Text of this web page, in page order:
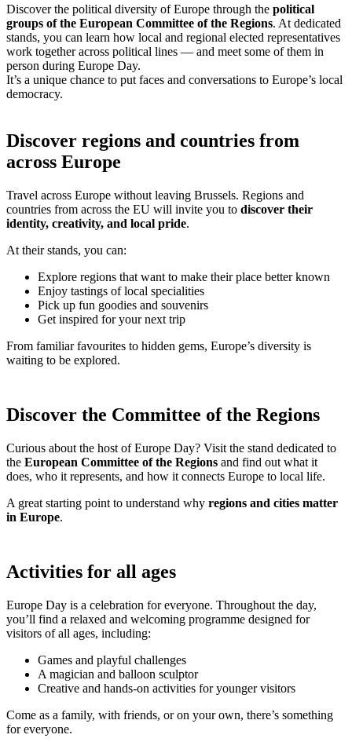
Discover the political diversity of Europe through the political
groups of the European Committee of the Regions. At dedicated
stands, you can learn how local and regional elected representatives
work together across political lines — and meet some of them in
person during Europe Day.
It’s a unique chance to put faces and conversations to Europe’s local
democracy.
Discover regions and countries from
across Europe
Travel across Europe without leaving Brussels. Regions and
countries from across the EU will invite you to discover their
identity, creativity, and local pride.
At their stands, you can:
Explore regions that want to make their place better known
Enjoy tastings of local specialities
Pick up fun goodies and souvenirs
Get inspired for your next trip
From familiar favourites to hidden gems, Europe’s diversity is
waiting to be explored.
Discover the Committee of the Regions
Curious about the host of Europe Day? Visit the stand dedicated to
the European Committee of the Regions and find out what it
does, who it represents, and how it connects Europe to local life.
A great starting point to understand why regions and cities matter
in Europe.
Activities for all ages
Europe Day is a celebration for everyone. Throughout the day,
you’ll find a relaxed and welcoming programme designed for
visitors of all ages, including:
Games and playful challenges
A magician and balloon sculptor
Creative and hands-on activities for younger visitors
Come as a family, with friends, or on your own, there’s something
for everyone.